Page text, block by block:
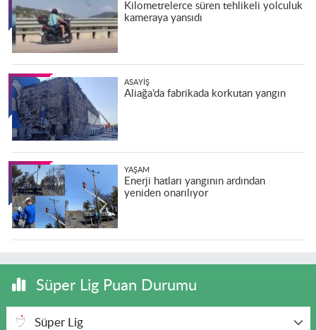
Kilometrelerce süren tehlikeli yolculuk
kameraya yansıdı
ASAYIŞ
Aliağa’da fabrikada korkutan yangın
YAŞAM
Enerji hatları yangının ardından
yeniden onarılıyor
Süper Lig Puan Durumu
Süper Lig